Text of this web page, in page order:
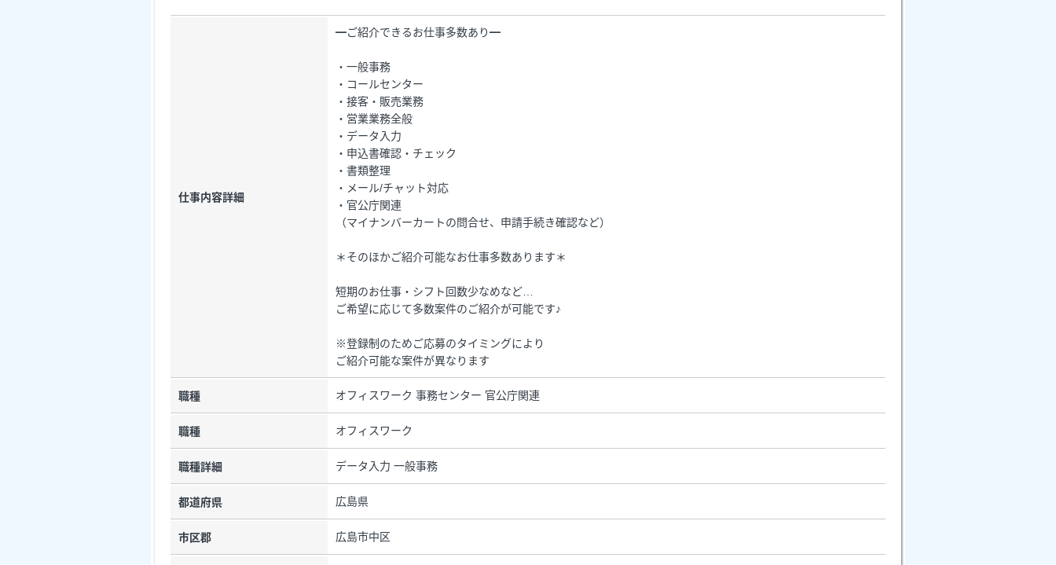
仕事内容詳細
━ご紹介できるお仕事多数あり━
・一般事務
・コールセンター
・接客・販売業務
・営業業務全般
・データ入力
・申込書確認・チェック
・書類整理
・メール/チャット対応
・官公庁関連
（マイナンバーカートの問合せ、申請手続き確認など）
＊そのほかご紹介可能なお仕事多数あります＊
短期のお仕事・シフト回数少なめなど…
ご希望に応じて多数案件のご紹介が可能です♪
※登録制のためご応募のタイミングにより
ご紹介可能な案件が異なります
職種 オフィスワーク 事務センター 官公庁関連
職種 オフィスワーク
職種詳細 データ入力 一般事務
都道府県 広島県
市区郡 広島市中区